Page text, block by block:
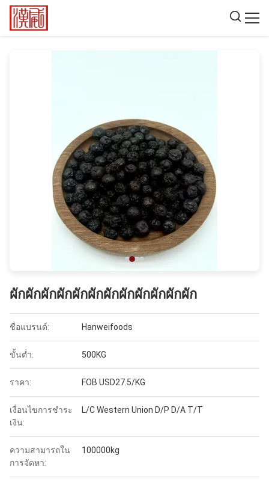
ผักผักผักผักผักผักผักผักผักผักผักผัก
ชื่อแบรนด์: Hanweifoods
ขั้นต่ำ: 500KG
ราคา: FOB USD27.5/KG
เงื่อนไขการชำระ
เงิน:
L/C Western Union D/P D/A T/T
ความสามารถใน
การจัดหา:
100000kg